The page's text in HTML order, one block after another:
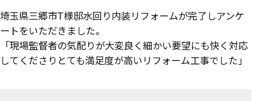
埼玉県三郷市T様邸水回り内装リフォームが完了しアンケ
ートをいただきました。
「現場監督者の気配りが大変良く細かい要望にも快く対応
してくださりとても満足度が高いリフォーム工事でした」